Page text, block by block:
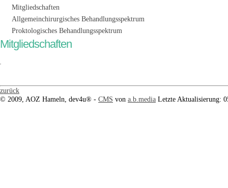
Mitgliedschaften
Allgemeinchirurgisches Behandlungsspektrum
Proktologisches Behandlungsspektrum
Mitgliedschaften
zurück
© 2009, AOZ Hameln, dev4u® - CMS von a.b.media Letzte Aktualisierung: